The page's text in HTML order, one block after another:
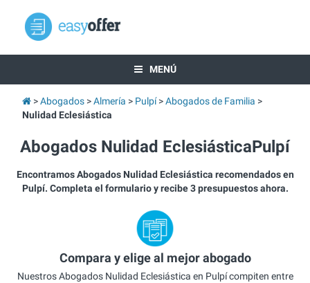
MENÚ
Abogados Almería Pulpí
Abogados de Familia
Nulidad Eclesiástica
Abogados Nulidad EclesiásticaPulpí
Encontramos Abogados Nulidad Eclesiástica recomendados en
Pulpí. Completa el formulario y recibe 3 presupuestos ahora.
Compara y elige al mejor abogado
Nuestros Abogados Nulidad Eclesiástica en Pulpí compiten entre